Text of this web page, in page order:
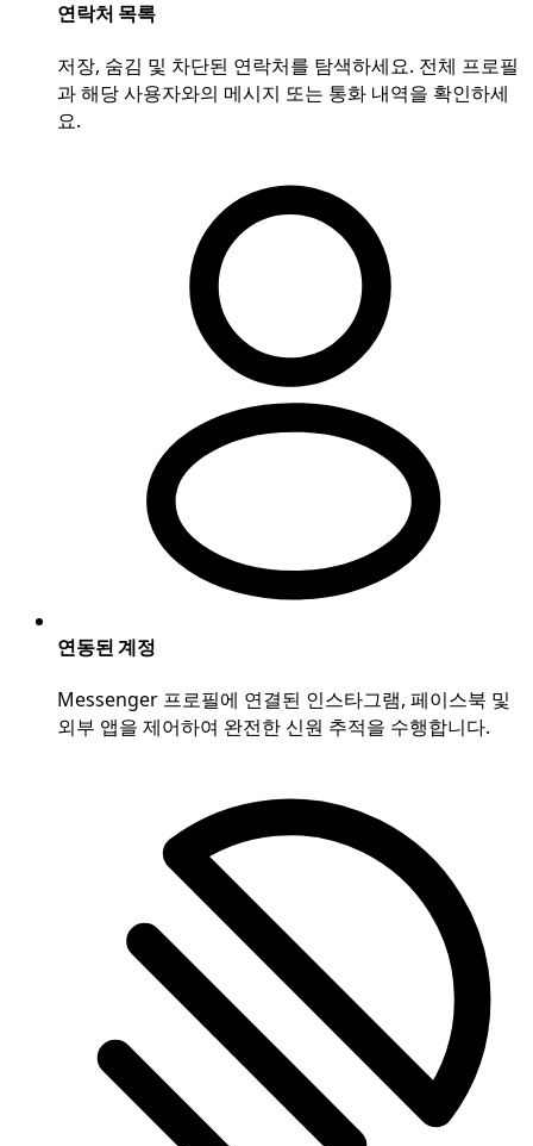
연락처 목록
저장, 숨김 및 차단된 연락처를 탐색하세요. 전체 프로필
과 해당 사용자와의 메시지 또는 통화 내역을 확인하세
요.
연동된 계정
Messenger 프로필에 연결된 인스타그램, 페이스북 및
외부 앱을 제어하여 완전한 신원 추적을 수행합니다.